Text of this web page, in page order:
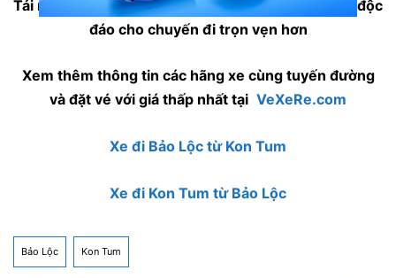
Tải ngay App VeXeReđể tận hưởng nhiều tiện ích độc
đáo cho chuyến đi trọn vẹn hơn
Xem thêm thông tin các hãng xe cùng tuyến đường
và đặt vé với giá thấp nhất tại VeXeRe.com
Xe đi Bảo Lộc từ Kon Tum
Xe đi Kon Tum từ Bảo Lộc
Bảo Lộc Kon Tum